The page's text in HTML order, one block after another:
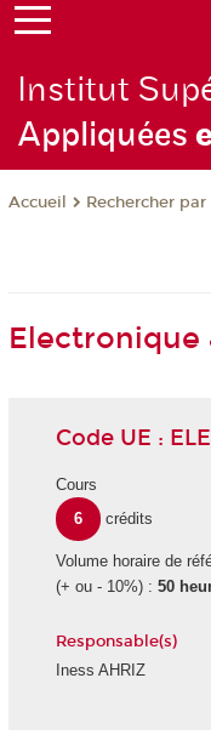
Institut
Appliquées
Accueil Rechercher
Electronique
Code UE :
Cours
6
crédits
Volume horaire de
(+ ou - 10%) : 50
Responsable(s)
Iness AHRIZ